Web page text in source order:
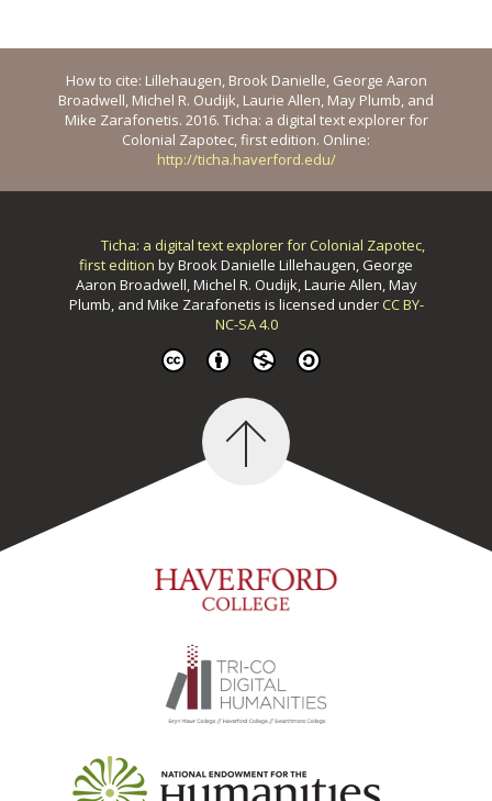
How to cite: Lillehaugen, Brook Danielle, George Aaron
Broadwell, Michel R. Oudijk, Laurie Allen, May Plumb, and
Mike Zarafonetis. 2016. Ticha: a digital text explorer for
Colonial Zapotec, first edition. Online:
http://ticha.haverford.edu/
Ticha: a digital text explorer for Colonial Zapotec,
first edition byBrook Danielle Lillehaugen, George
Aaron Broadwell, Michel R. Oudijk, Laurie Allen, May
Plumb, and Mike Zarafonetis is licensed underCC BY-
NC-SA 4.0